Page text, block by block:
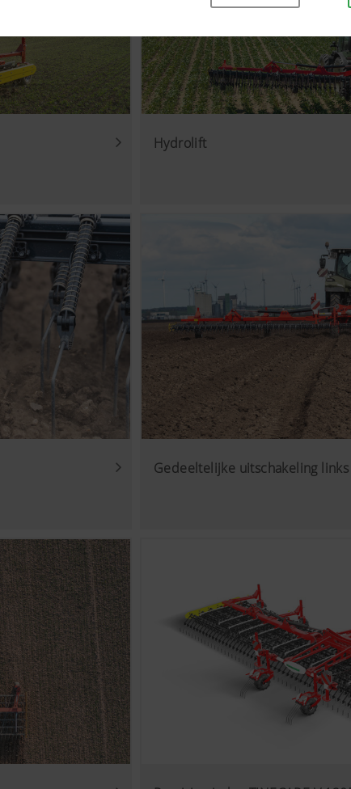
prestaties van onze website continu verbeteren. Daarom
die pseudoniem meten en evalueren welke inhoud van
het cookie
van het gebruik van de website, zie hieronder.
Hydrolift
Gedeeltelijke uitschakeling